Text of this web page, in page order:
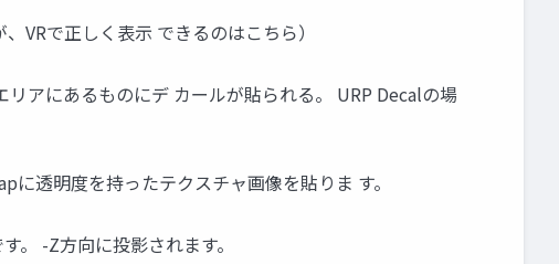
VRで正しく表示 できるのはこちら）
アにあるものにデ カールが貼られる。 URP Decalの場
透明度を持ったテクスチャ画像を貼りま す。
-Z方向に投影されます。